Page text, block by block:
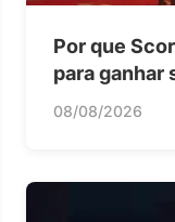
Por que
para ganhar
08/08/2026